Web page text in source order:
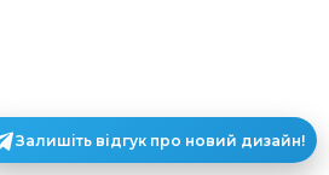
Залишіть відгук про новий дизайн!